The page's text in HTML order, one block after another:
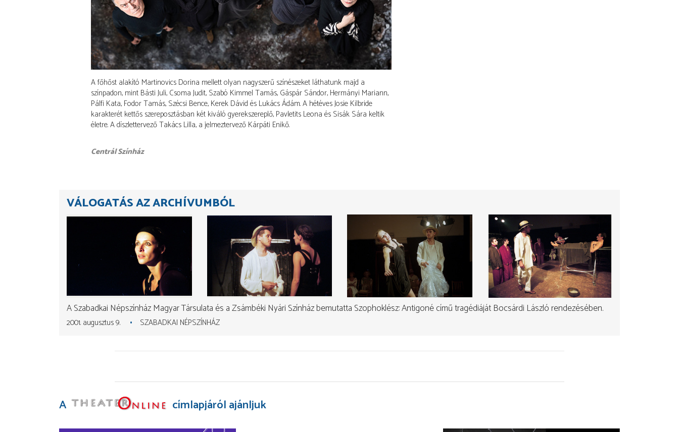
A főhőst alakító Martinovics Dorina mellett olyan nagyszerű színészeket láthatunk majd a
színpadon, mint Básti Juli, Csoma Judit, Szabó Kimmel Tamás, Gáspár Sándor, Hermányi Mariann,
Pálfi Kata, Fodor Tamás, Szécsi Bence, Kerek Dávid és Lukács Ádám. A hétéves Josie Kilbride
karakterét kettős szereposztásban két kiváló gyerekszereplő, Pavletits Leona és Sisák Sára keltik
életre. A díszlettervező Takács Lilla, a jelmeztervező Kárpáti Enikő.
Centrál Színház
VÁLOGATÁS AZ ARCHÍVUMBÓL
A Szabadkai Népszínház Magyar Társulata és a Zsámbéki Nyári Színház bemutatta Szophoklész: Antigoné című tragédiáját Bocsárdi László rendezésében.
2001. augusztus 9. SZABADKAI NÉPSZÍNHÁZ
A címlapjáról ajánljuk